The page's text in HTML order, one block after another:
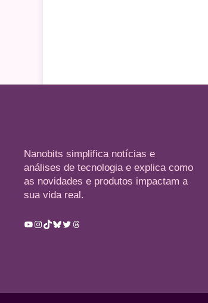
Nanobits simplifica notícias e
análises de tecnologia e explica como
as novidades e produtos impactam a
sua vida real.
Youtube
Instagram
TikTok
Bluesky
TwitterThreads